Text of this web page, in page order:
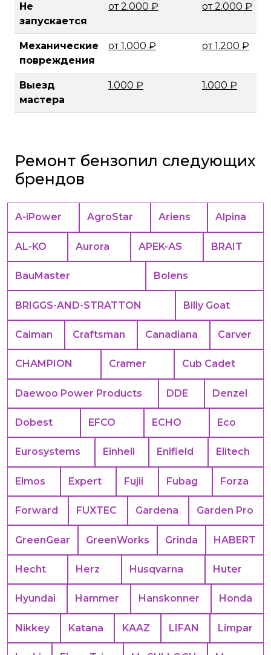
Не
запускается
от 2.000 ₽ от 2.000 ₽
Механические
повреждения
от 1.000 ₽ от 1.200 ₽
Выезд
мастера
1.000 ₽ 1.000 ₽
Ремонт бензопил следующих
брендов
A-iPower AgroStar Ariens Alpina
AL-KO Aurora APEK-АS BRAIT
BauMaster Bolens
BRIGGS-AND-STRATTON Billy Goat
Caiman Craftsman Canadiana Carver
CHAMPION Cramer Cub Cadet
Daewoo Power Products DDE Denzel
Dobest EFCO ECHO Eco
Eurosystems Einhell Enifield Elitech
Elmos Expert Fujii Fubag Forza
Forward FUXTEC Gardena Garden Pro
GreenGear GreenWorks Grinda HABERT
Hecht Herz Husqvarna Huter
Hyundai Hammer Hanskonner Honda
Nikkey Katana KAAZ LIFAN Limpar